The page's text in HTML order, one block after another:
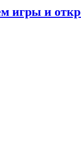
игры и